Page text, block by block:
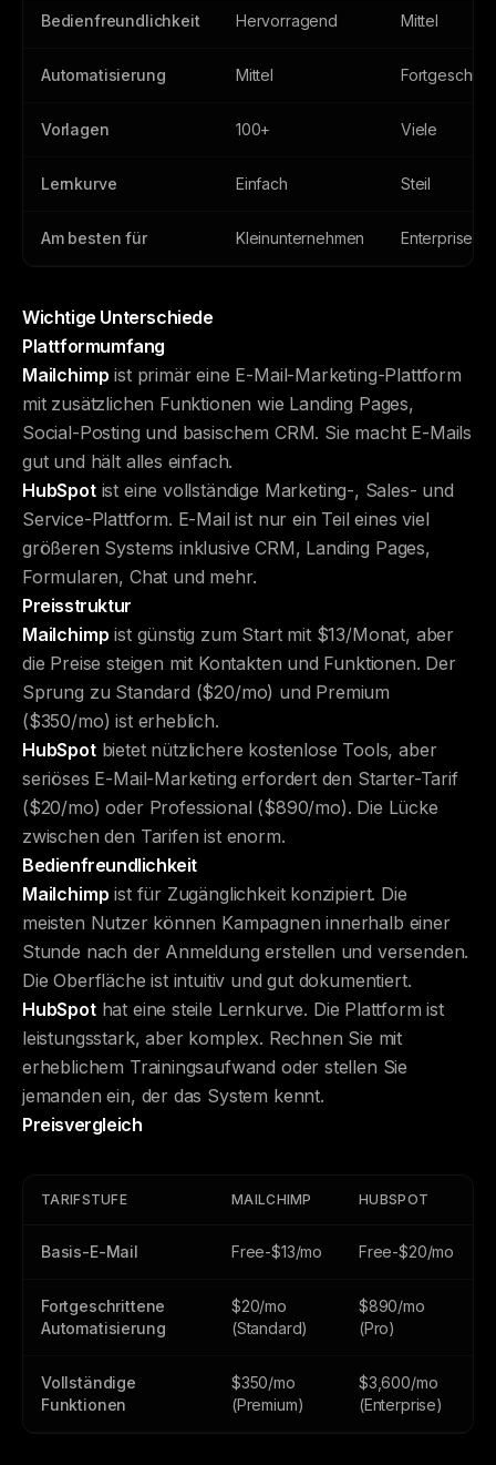
Bedienfreundlichkeit Hervorragend Mittel
Automatisierung Mittel
Vorlagen 100+ Viele
Lernkurve Einfach Steil
Am besten für Kleinunternehmen Enterprise
Wichtige Unterschiede
Plattformumfang
Mailchimp ist primär eine E-Mail-Marketing-Plattform
mit zusätzlichen Funktionen wie Landing Pages,
Social-Posting und basischem CRM. Sie macht E-Mails
gut und hält alles einfach.
HubSpotist eine vollständige Marketing-, Sales- und
Service-Plattform. E-Mail ist nur ein Teil eines viel
größeren Systems inklusive CRM, Landing Pages,
Formularen, Chat und mehr.
Preisstruktur
Mailchimp ist günstig zum Start mit $13/Monat, aber
die Preise steigen mit Kontakten und Funktionen. Der
Sprung zu Standard ($20/mo) und Premium
($350/mo) ist erheblich.
HubSpotbietet nützlichere kostenlose Tools, aber
seriöses E-Mail-Marketing erfordert den Starter-Tarif
($20/mo) oder Professional ($890/mo). Die Lücke
zwischen den Tarifen ist enorm.
Bedienfreundlichkeit
Mailchimp ist für Zugänglichkeit konzipiert. Die
meisten Nutzer können Kampagnen innerhalb einer
Stunde nach der Anmeldung erstellen und versenden.
Die Oberfläche ist intuitiv und gut dokumentiert.
HubSpothat eine steile Lernkurve. Die Plattform ist
leistungsstark, aber komplex. Rechnen Sie mit
erheblichem Trainingsaufwand oder stellen Sie
jemanden ein, der das System kennt.
Preisvergleich
TARIFSTUFE MAILCHIMP HUBSPOT
Basis-E-Mail Free-$13/mo Free-$20/mo
Fortgeschrittene
Automatisierung
$20/mo
(Standard)
$890/mo
(Pro)
Vollständige
Funktionen
$350/mo
(Premium)
$3,600/mo
(Enterprise)